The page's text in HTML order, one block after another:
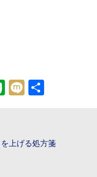
Evernote
Mixi
上げる処方箋